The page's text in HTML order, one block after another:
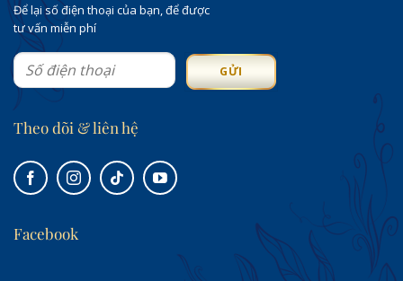
Để lại số điện thoại của bạn, để được
tư vấn miễn phí
Theo dõi & liên hệ
Facebook